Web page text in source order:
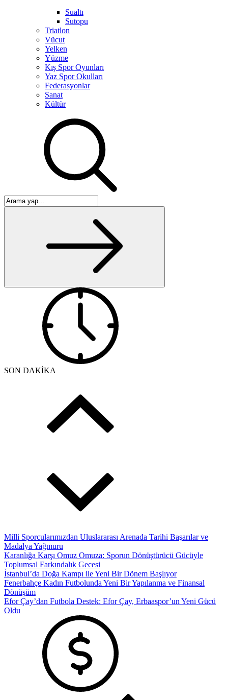
Sualtı
Sutopu
Triatlon
Vücut
Yelken
Yüzme
Kış Spor Oyunları
Yaz Spor Okulları
Federasyonlar
Sanat
Kültür
SON DAKİKA
Milli Sporcularımızdan Uluslararası Arenada Tarihi Başarılar ve
Madalya Yağmuru
Karanlığa Karşı Omuz Omuza: Sporun Dönüştürücü Gücüyle
Toplumsal Farkındalık Gecesi
İstanbul’da Doğa Kampı ile Yeni Bir Dönem Başlıyor
Fenerbahçe Kadın Futbolunda Yeni Bir Yapılanma ve Finansal
Dönüşüm
Efor Çay’dan Futbola Destek: Efor Çay, Erbaaspor’un Yeni Gücü
Oldu